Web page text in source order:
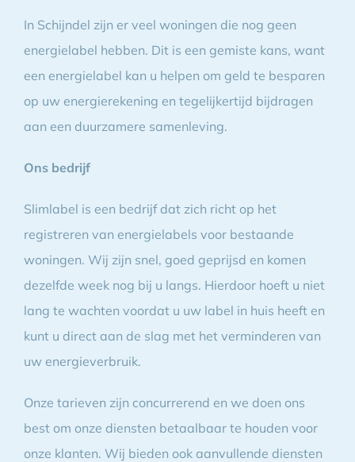
In Schijndel zijn er veel woningen die nog geen
energielabel hebben. Dit is een gemiste kans, want
een energielabel kan u helpen om geld te besparen
op uw energierekening en tegelijkertijd bijdragen
aan een duurzamere samenleving.
Ons bedrijf
Slimlabel is een bedrijf dat zich richt op het
registreren van energielabels voor bestaande
woningen. Wij zijn snel, goed geprijsd en komen
dezelfde week nog bij u langs. Hierdoor hoeft u niet
lang te wachten voordat u uw label in huis heeft en
kunt u direct aan de slag met het verminderen van
uw energieverbruik.
Onze tarieven zijn concurrerend en we doen ons
best om onze diensten betaalbaar te houden voor
onze klanten. Wij bieden ook aanvullende diensten